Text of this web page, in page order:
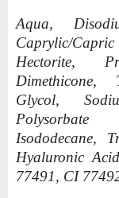
Aqua,
Caprylic/
Hectorite,
Dimethicone,
Glycol,
Polysorbate
Isododecane,
Hyaluronic
77491, CI